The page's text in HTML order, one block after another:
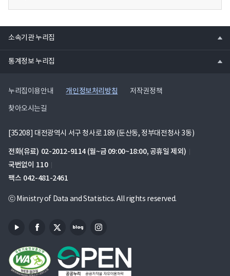
누리집이용안내 개인정보처리방침 저작권정책
찾아오시는길
[35208] 대전광역시 서구 청사로 189 (둔산동, 정부대전청사 3동)
전화(유료) 02-2012-9114 (월~금 09:00~18:00, 공휴일 제외)
국번없이 110
팩스 042-481-2461
ⓒ Ministry of Data and Statistics. All rights reserved.
소속기관 누리집
통계정보 누리집